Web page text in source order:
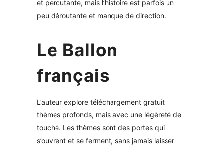
et percutante, mais l’histoire est parfois un
peu déroutante et manque de direction.
Le Ballon
français
L’auteur explore téléchargement gratuit
thèmes profonds, mais avec une légèreté de
touché. Les thèmes sont des portes qui
s’ouvrent et se ferment, sans jamais laisser